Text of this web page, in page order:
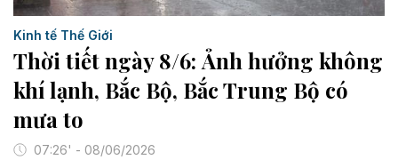
Kinh tế Thế Giới
Thời tiết ngày 8/6: Ảnh hưởng không
khí lạnh, Bắc Bộ, Bắc Trung Bộ có
mưa to
07:26' - 08/06/2026